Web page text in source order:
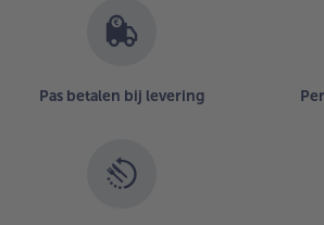
Pas betalen bij levering